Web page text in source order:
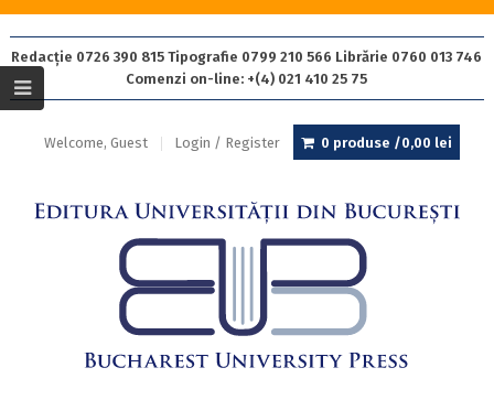
Redacție 0726 390 815 Tipografie 0799 210 566 Librărie 0760 013 746
Comenzi on-line: +(4) 021 410 25 75
Welcome, Guest Login / Register 0 produse /0,00 lei